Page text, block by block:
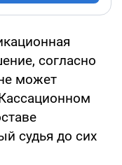
согласно
может
судья до сих